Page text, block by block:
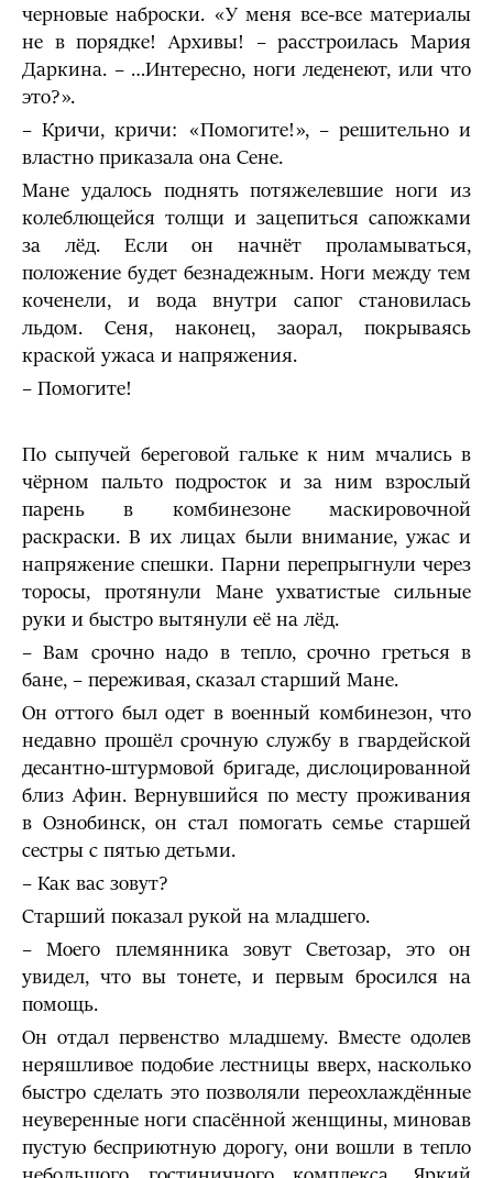
черновые наброски. «У меня все-все материалы
не в порядке! Архивы! – расстроилась Мария
Даркина. – …Интересно, ноги леденеют, или что
это?».
– Кричи, кричи: «Помогите!», – решительно и
властно приказала она Сене.
Мане удалось поднять потяжелевшие ноги из
колеблющейся толщи и зацепиться сапожками
за лёд. Если он начнёт проламываться,
положение будет безнадежным. Ноги между тем
коченели, и вода внутри сапог становилась
льдом. Сеня, наконец, заорал, покрываясь
краской ужаса и напряжения.
– Помогите!
По сыпучей береговой гальке к ним мчались в
чёрном пальто подросток и за ним взрослый
парень в комбинезоне маскировочной
раскраски. В их лицах были внимание, ужас и
напряжение спешки. Парни перепрыгнули через
торосы, протянули Мане ухватистые сильные
руки и быстро вытянули её на лёд.
– Вам срочно надо в тепло, срочно греться в
бане, – переживая, сказал старший Мане.
Он оттого был одет в военный комбинезон, что
недавно прошёл срочную службу в гвардейской
десантно-штурмовой бригаде, дислоцированной
близ Афин. Вернувшийся по месту проживания
в Ознобинск, он стал помогать семье старшей
сестры с пятью детьми.
– Как вас зовут?
Старший показал рукой на младшего.
– Моего племянника зовут Светозар, это он
увидел, что вы тонете, и первым бросился на
помощь.
Он отдал первенство младшему. Вместе одолев
неряшливое подобие лестницы вверх, насколько
быстро сделать это позволяли переохлаждённые
неуверенные ноги спасённой женщины, миновав
пустую бесприютную дорогу, они вошли в тепло